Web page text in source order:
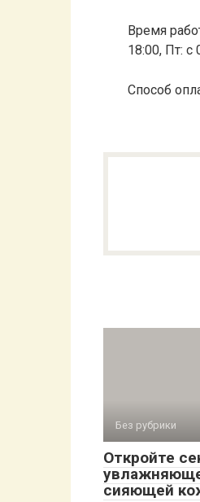
Время
18:00, Пт: с
Способ
Без рубрики
Откройте
сияющей